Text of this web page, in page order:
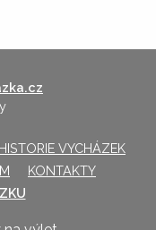
HISTORIE VYCHÁZEK
KONTAKTY